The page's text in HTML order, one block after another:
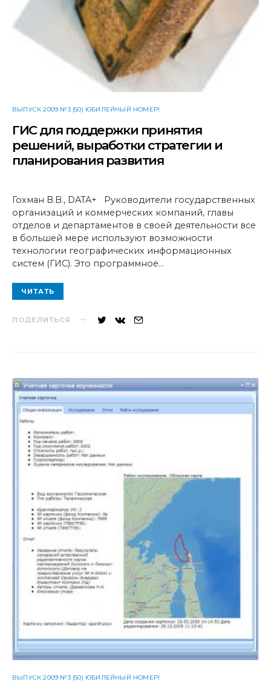
ВЫПУСК 2009 №3 (50) ЮБИЛЕЙНЫЙ НОМЕР!
ГИС для поддержки принятия
решений, выработки стратегии и
планирования развития
Гохман В.В., DATA+ Руководители государственных
организаций и коммерческих компаний, главы
отделов и департаментов в своей деятельности все
в большей мере используют возможности
технологии географических информационных
систем (ГИС). Это программное…
ЧИТАТЬ
ПОДЕЛИТЬСЯ
ВЫПУСК 2009 №3 (50) ЮБИЛЕЙНЫЙ НОМЕР!